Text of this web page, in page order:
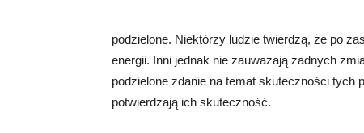
podzielone. Niektórzy ludzie twierdzą, że po
energii. Inni jednak nie zauważają żadnych
podzielone zdanie na temat skuteczności
potwierdzają ich skuteczność.